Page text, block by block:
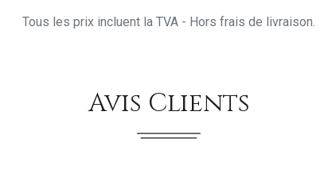
Tous les prix incluent la TVA - Hors frais de livraison.
Avis Clients